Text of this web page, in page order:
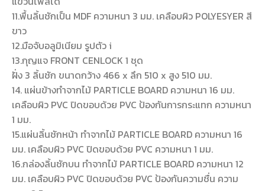
11.พื้นลิ้นชักเป็น MDF ความหนา 3 มม. เคลือบผิว POLYESYER สี
ขาว
12.มือจับอลูมิเนียม รูปตัว i
13.กุญแจ FRONT CENLOCK 1 ชุด
ฝั่ง 3 ลิ้นชัก ขนาดกว้าง 466 x ลึก 510 x สูง 510 มม.
14. แผ่นข้างทำจากไม้ PARTICLE BOARD ความหนา 16 มม.
เคลือบผิว PVC ปิดขอบด้วย PVC ป้องกันการกระแทก ความหนา
1 มม.
15.แผ่นลิ้นชักหน้า ทำจากไม้ PARTICLE BOARD ความหนา 16
มม. เคลือบผิว PVC ปิดขอบด้วย PVC ความหนา 1 มม.
16.กล่องลิ้นชักบน ทำจากไม้ PARTICLE BOARD ความหนา 12
มม. เคลือบผิว PVC ปิดขอบด้วย PVC ป้องกันความชื่น ความ